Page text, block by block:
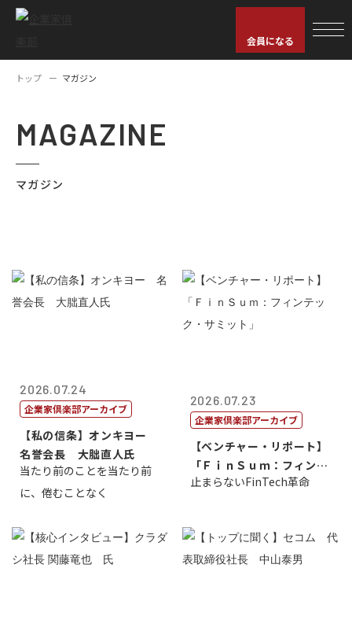
会員になる
トップ マガジン
MAGAZINE
マガジン
2026.07.24
企業家倶楽部アーカイブ
【私の信条】オンキヨー
名誉会長 大朏直人氏
当たり前のことを当たり前
に、倦むことなく
2026.07.23
企業家倶楽部アーカイブ
【ベンチャー・リポート】
「ＦｉｎＳｕｍ：フィンテ
ック・サミッ...
止まらないFinTech革命